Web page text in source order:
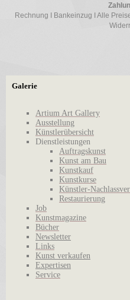
Rechnung I Bankeinzug I Alle
Galerie
Artium Art Gallery
Ausstellung
Künstlerübersicht
Dienstleistungen
Auftragskunst
Kunst am Bau
Kunstkauf
Kunstkurse
Künstler-
Restaurierung
Job
Kunstmagazine
Bücher
Newsletter
Links
Kunst verkaufen
Expertisen
Service